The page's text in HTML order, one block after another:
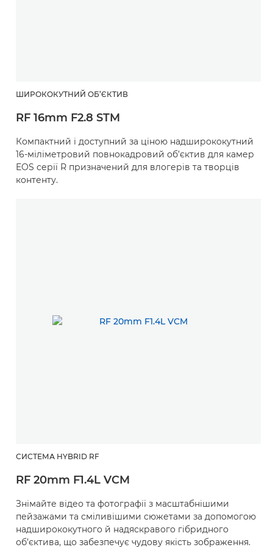
ШИРОКОКУТНИЙ ОБ’ЄКТИВ
RF 16mm F2.8 STM
Компактний і доступний за ціною надширококутний
16-міліметровий повнокадровий об’єктив для камер
EOS серії R призначений для влогерів та творців
контенту.
СИСТЕМА HYBRID RF
RF 20mm F1.4L VCM
Знімайте відео та фотографії з масштабнішими
пейзажами та сміливішими сюжетами за допомогою
надширококутного й надяскравого гібридного
об’єктива, що забезпечує чудову якість зображення.